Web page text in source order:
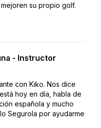
su propio golf.
- Instructor
con Kiko. Nos dice
hoy en día, habla de
española y mucho
Segurola por ayudarme